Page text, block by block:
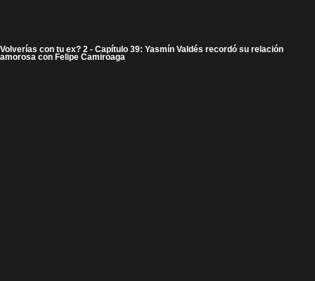
Volverías con tu ex? 2 - Capítulo 39: Yasmín Valdés recordó su relación
amorosa con Felipe Camiroaga